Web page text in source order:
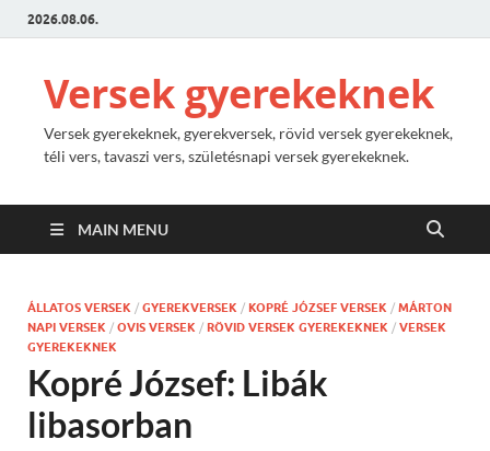
2026.08.06.
Versek gyerekeknek
Versek gyerekeknek, gyerekversek, rövid versek gyerekeknek,
téli vers, tavaszi vers, születésnapi versek gyerekeknek.
MAIN MENU
ÁLLATOS VERSEK / GYEREKVERSEK / KOPRÉ JÓZSEF VERSEK / MÁRTON
NAPI VERSEK / OVIS VERSEK / RÖVID VERSEK GYEREKEKNEK / VERSEK
GYEREKEKNEK
Kopré József: Libák
libasorban